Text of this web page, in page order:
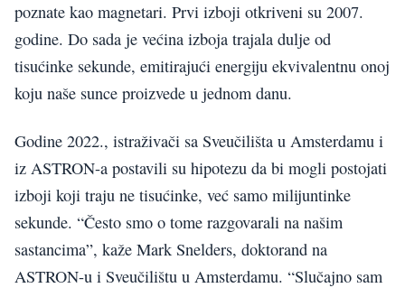
poznate kao magnetari. Prvi izboji otkriveni su 2007.
godine. Do sada je većina izboja trajala dulje od
tisućinke sekunde, emitirajući energiju ekvivalentnu onoj
koju naše sunce proizvede u jednom danu.
Godine 2022., istraživači sa Sveučilišta u Amsterdamu i
iz ASTRON-a postavili su hipotezu da bi mogli postojati
izboji koji traju ne tisućinke, već samo milijuntinke
sekunde. “Često smo o tome razgovarali na našim
sastancima”, kaže Mark Snelders, doktorand na
ASTRON-u i Sveučilištu u Amsterdamu. “Slučajno sam